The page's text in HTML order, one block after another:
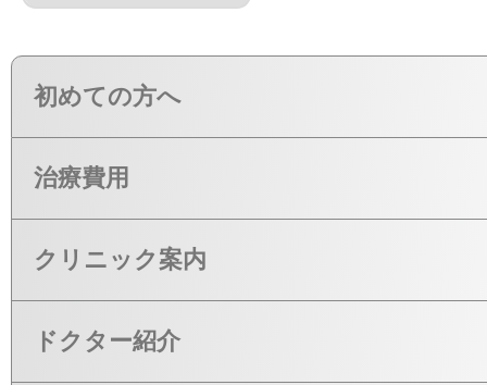
初めての方へ
治療費用
クリニック案内
ドクター紹介